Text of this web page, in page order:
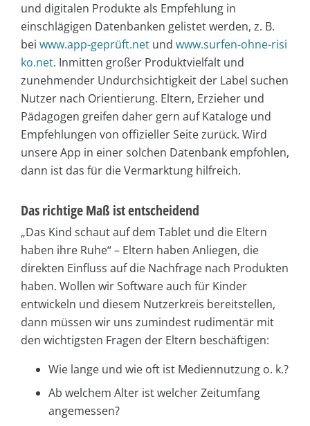
und digitalen Produkte als Empfehlung in
einschlägigen Datenbanken gelistet werden, z. B.
bei www.app-geprüft.net und www.surfen-ohne-risi
ko.net. Inmitten großer Produktvielfalt und
zunehmender Undurchsichtigkeit der Label suchen
Nutzer nach Orientierung. Eltern, Erzieher und
Pädagogen greifen daher gern auf Kataloge und
Empfehlungen von offizieller Seite zurück. Wird
unsere App in einer solchen Datenbank empfohlen,
dann ist das für die Vermarktung hilfreich.
Das richtige Maß ist entscheidend
„Das Kind schaut auf dem Tablet und die Eltern
haben ihre Ruhe“ – Eltern haben Anliegen, die
direkten Einfluss auf die Nachfrage nach Produkten
haben. Wollen wir Software auch für Kinder
entwickeln und diesem Nutzerkreis bereitstellen,
dann müssen wir uns zumindest rudimentär mit
den wichtigsten Fragen der Eltern beschäftigen:
Wie lange und wie oft ist Mediennutzung o. k.?
Ab welchem Alter ist welcher Zeitumfang
angemessen?